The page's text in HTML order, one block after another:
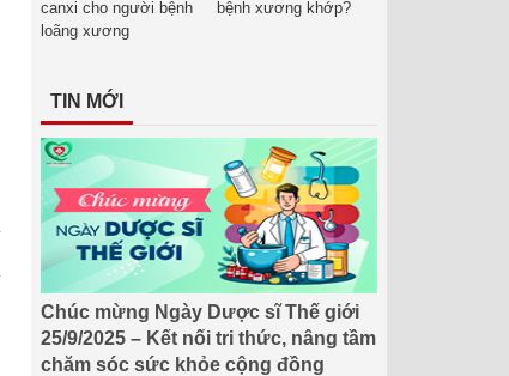
canxi cho người bệnh
loãng xương
bệnh xương khớp?
TIN MỚI
Chúc mừng Ngày Dược sĩ Thế giới
25/9/2025 – Kết nối tri thức, nâng tầm
chăm sóc sức khỏe cộng đồng